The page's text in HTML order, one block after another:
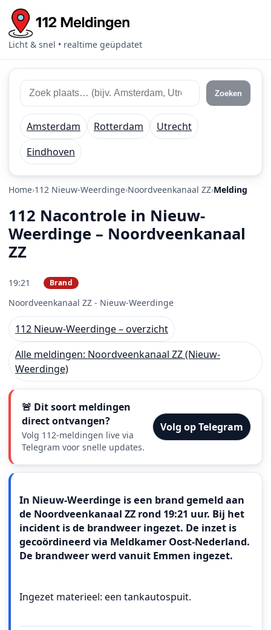
Licht & snel • realtime geüpdatet
Zoek 112 meldingen
Zoek plaats of regio Zoeken
Amsterdam Rotterdam
Utrecht
Eindhoven
Home 112 Nieuw-Weerdinge Noordveenkanaal ZZ Melding
112 Nacontrole in Nieuw-
Weerdinge – Noordveenkanaal
ZZ
19:21 Brand
Noordveenkanaal ZZ - Nieuw-Weerdinge
112 Nieuw-Weerdinge – overzicht
Alle meldingen: Noordveenkanaal ZZ (Nieuw-
Weerdinge)
🚨 Dit soort meldingen
direct ontvangen?
Volg 112-meldingen live via
Telegram voor snelle updates.
Volg op Telegram
In Nieuw-Weerdinge is een brand gemeld aan
de Noordveenkanaal ZZ rond 19:21 uur. Bij het
incident is de brandweer ingezet. De inzet is
gecoördineerd via Meldkamer Oost‑Nederland.
De brandweer werd vanuit Emmen ingezet.
Ingezet materieel: een tankautospuit.